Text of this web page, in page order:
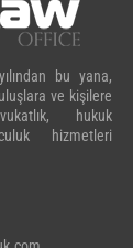
bu yana,
ve kişilere
hukuk
hizmetleri